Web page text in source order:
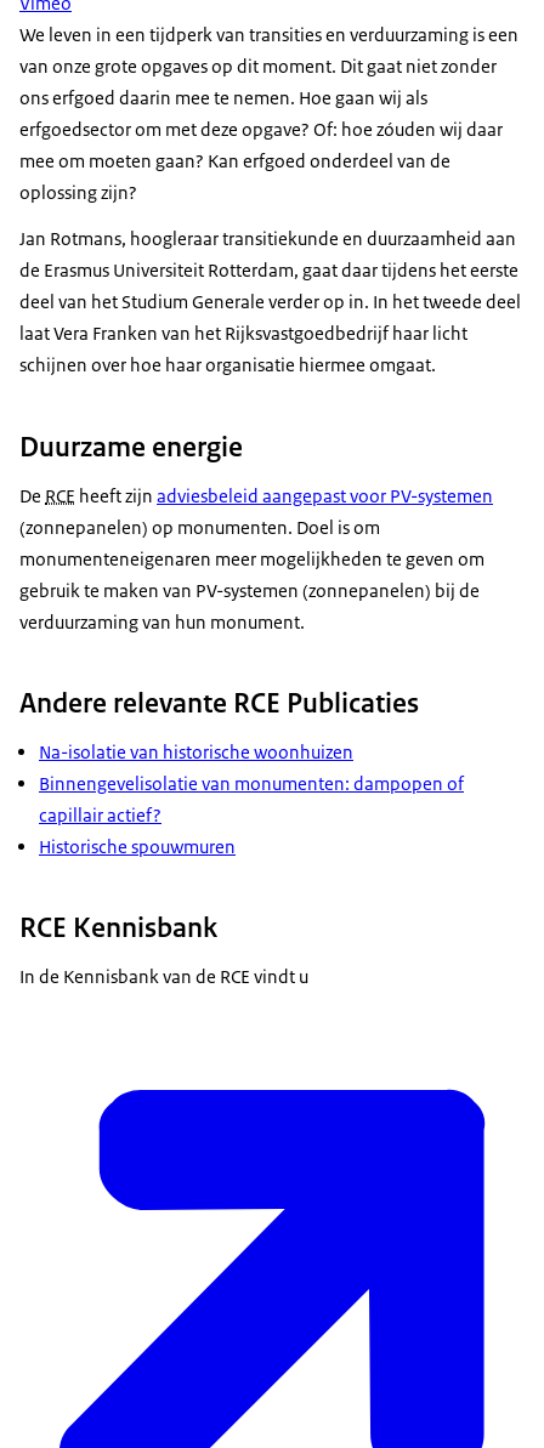
We leven in een tijdperk van transities en verduurzaming is een
van onze grote opgaves op dit moment. Dit gaat niet zonder
ons erfgoed daarin mee te nemen. Hoe gaan wij als
erfgoedsector om met deze opgave? Of: hoe zóuden wij daar
mee om moeten gaan? Kan erfgoed onderdeel van de
oplossing zijn?
Jan Rotmans, hoogleraar transitiekunde en duurzaamheid aan
de Erasmus Universiteit Rotterdam, gaat daar tijdens het eerste
deel van het Studium Generale verder op in. In het tweede deel
laat Vera Franken van het Rijksvastgoedbedrijf haar licht
schijnen over hoe haar organisatie hiermee omgaat.
Duurzame energie
De RCE heeft zijn adviesbeleid aangepast voor PV-systemen
(zonnepanelen) op monumenten. Doel is om
monumenteneigenaren meer mogelijkheden te geven om
gebruik te maken van PV-systemen (zonnepanelen) bij de
verduurzaming van hun monument.
Andere relevante RCE Publicaties
Na-isolatie van historische woonhuizen
Binnengevelisolatie van monumenten: dampopen of
capillair actief?
Historische spouwmuren
RCE Kennisbank
In de Kennisbank van de RCE vindt u